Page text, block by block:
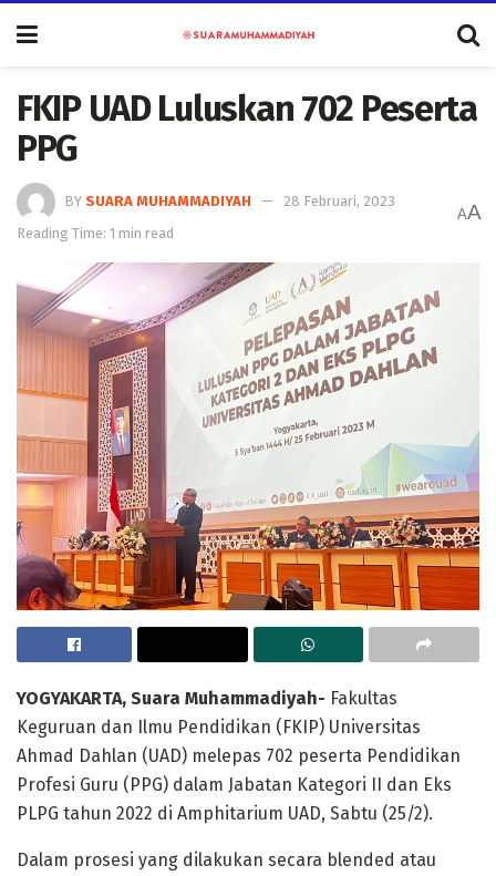
FKIP UAD Luluskan 702 Peserta
PPG
BY SUARA MUHAMMADIYAH
28 Februari, 2023
Reading Time: 1 min read
AA
YOGYAKARTA, Suara Muhammadiyah- Fakultas
Keguruan dan Ilmu Pendidikan (FKIP) Universitas
Ahmad Dahlan (UAD) melepas 702 peserta Pendidikan
Profesi Guru (PPG) dalam Jabatan Kategori II dan Eks
PLPG tahun 2022 di Amphitarium UAD, Sabtu (25/2).
Dalam prosesi yang dilakukan secara blended atau